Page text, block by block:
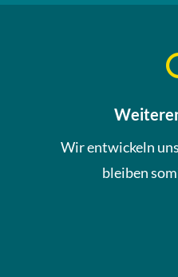
Wir entwickeln
bleiben